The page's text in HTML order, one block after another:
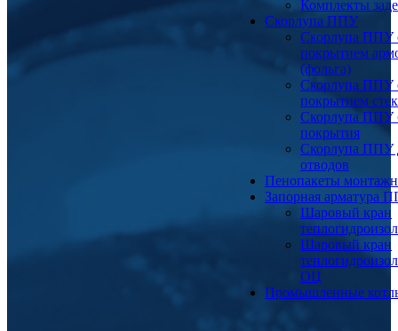
Комплекты
Скорлупа ППУ
Скорлупа ППУ
покрытием
(фольга)
Скорлупа ППУ
покрытием
Скорлупа ППУ
покрытия
Скорлупа ППУ
отводов
Пенопакеты
Запорная арматура
Шаровый кран
Шаровый кран
ОЦ
Промышленные